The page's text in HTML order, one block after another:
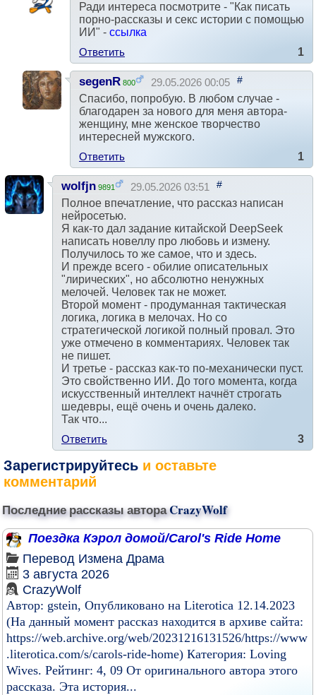
Ради интереса посмотрите - "Как писать
порно-рассказы и секс истории с помощью
ИИ" - ссылка
Ответить
1
segenR 800 29.05.2026 00:05 #
Спасибо, попробую. В любом случае -
благодарен за нового для меня автора-
женщину, мне женское творчество
интересней мужского.
Ответить
1
wolfjn 9891 29.05.2026 03:51 #
Полное впечатление, что рассказ написан
нейросетью.
Я как-то дал задание китайской DeepSeek
написать новеллу про любовь и измену.
Получилось то же самое, что и здесь.
И прежде всего - обилие описательных
"лирических", но абсолютно ненужных
мелочей. Человек так не может.
Второй момент - продуманная тактическая
логика, логика в мелочах. Но со
стратегической логикой полный провал. Это
уже отмечено в комментариях. Человек так
не пишет.
И третье - рассказ как-то по-механически пуст.
Это свойственно ИИ. До того момента, когда
искусственный интеллект начнёт строгать
шедевры, ещё очень и очень далеко.
Так что...
Ответить
3
Зарегистрируйтесь и оставьте
комментарий
Последние рассказы автораCrazyWolf
Поездка Кэрол домой/Carol's Ride Home
Перевод Измена Драма
3 августа 2026
CrazyWolf
Автор: gstein, Опубликовано на Literotica 12.14.2023
(На данный момент рассказ находится в архиве сайта:
https://web.archive.org/web/20231216131526/https://www
.literotica.com/s/carols-ride-home) Категория: Loving
Wives. Рейтинг: 4, 09 От оригинального автора этого
рассказа. Эта история...